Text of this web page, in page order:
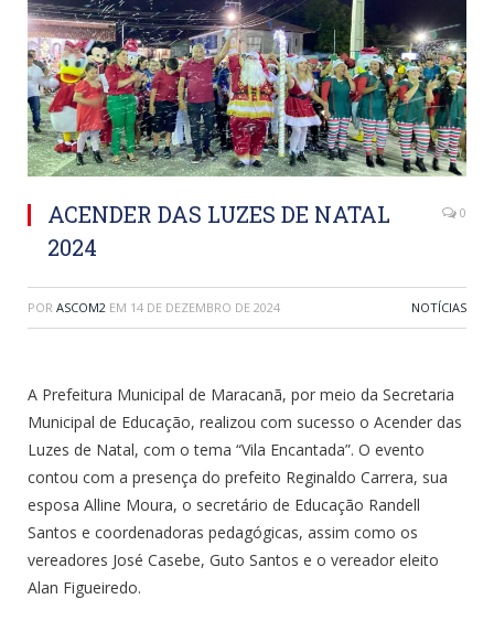
ACENDER DAS LUZES DE NATAL
2024
0
POR ASCOM2 EM 14 DE DEZEMBRO DE 2024 NOTÍCIAS
A Prefeitura Municipal de Maracanã, por meio da Secretaria
Municipal de Educação, realizou com sucesso o Acender das
Luzes de Natal, com o tema “Vila Encantada”. O evento
contou com a presença do prefeito Reginaldo Carrera, sua
esposa Alline Moura, o secretário de Educação Randell
Santos e coordenadoras pedagógicas, assim como os
vereadores José Casebe, Guto Santos e o vereador eleito
Alan Figueiredo.